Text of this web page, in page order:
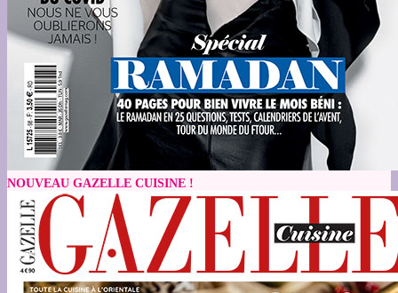
NOUVEAU GAZELLE CUISINE !